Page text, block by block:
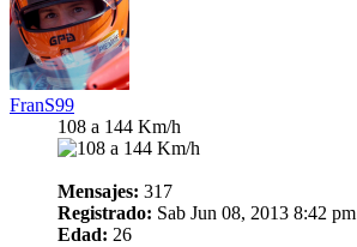
FranS99
108 a 144 Km/h
Mensajes: 317
Registrado: Sab Jun 08, 2013 8:42 pm
Edad: 26